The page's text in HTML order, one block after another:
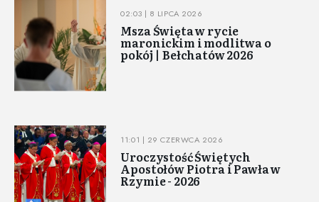
02:03 | 8 LIPCA 2026
Msza Święta w rycie
maronickim i modlitwa o
pokój | Bełchatów 2026
11:01 | 29 CZERWCA 2026
Uroczystość Świętych
Apostołów Piotra i Pawła w
Rzymie - 2026